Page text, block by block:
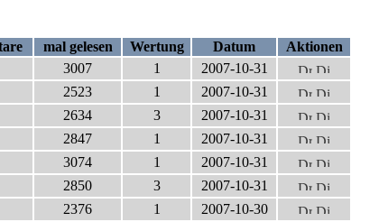
mal gelesen Wertung Datum Aktionen
3007 1 2007-10-31
2523 1 2007-10-31
2634 3 2007-10-31
2847 1 2007-10-31
3074 1 2007-10-31
2850 3 2007-10-31
2376 1 2007-10-30